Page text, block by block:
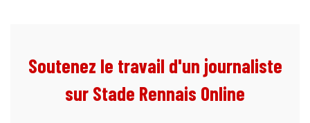
Soutenez le travail d'un journaliste
sur Stade Rennais Online